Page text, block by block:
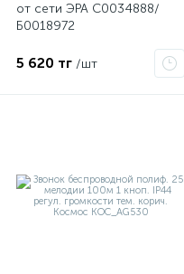
от сети ЭРА C0034888/
Б0018972
5 620 тг /шт